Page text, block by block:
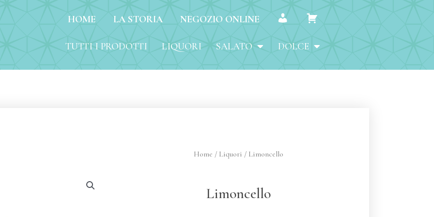
HOME LA STORIA NEGOZIO ONLINE MY ACCOUNT
CARRELLO
TUTTI I PRODOTTI
LIQUORI SALATO DOLCE
Home / Liquori / Limoncello
Limoncello